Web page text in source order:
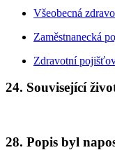
Všeobecná
Zaměstnanecká
Zdravotní
24. Související
28. Popis byl